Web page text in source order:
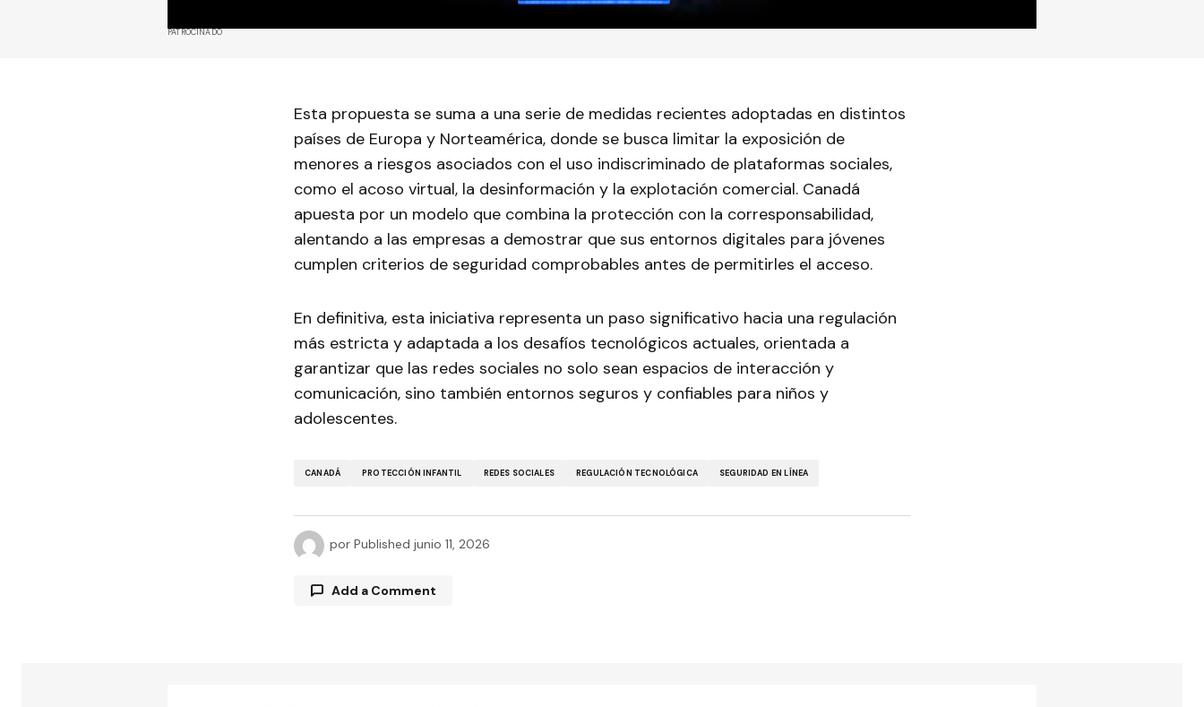
PATROCINADO
Esta propuesta se suma a una serie de medidas recientes adoptadas en distintos
países de Europa y Norteamérica, donde se busca limitar la exposición de
menores a riesgos asociados con el uso indiscriminado de plataformas sociales,
como el acoso virtual, la desinformación y la explotación comercial. Canadá
apuesta por un modelo que combina la protección con la corresponsabilidad,
alentando a las empresas a demostrar que sus entornos digitales para jóvenes
cumplen criterios de seguridad comprobables antes de permitirles el acceso.
En definitiva, esta iniciativa representa un paso significativo hacia una regulación
más estricta y adaptada a los desafíos tecnológicos actuales, orientada a
garantizar que las redes sociales no solo sean espacios de interacción y
comunicación, sino también entornos seguros y confiables para niños y
adolescentes.
CANADÁ PROTECCIÓN INFANTIL REDES SOCIALES REGULACIÓN TECNOLÓGICA SEGURIDAD EN LÍNEA
por Published junio 11, 2026
Add a Comment